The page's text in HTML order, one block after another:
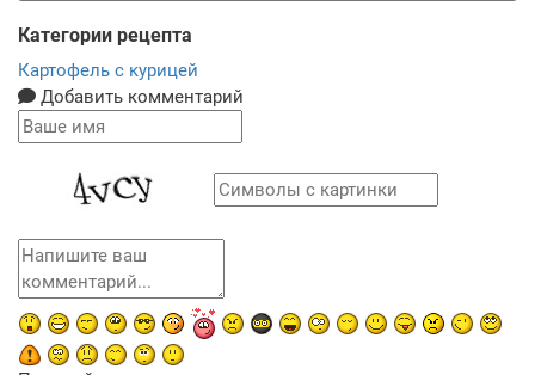
Категории рецепта
Картофель с курицей
Добавить комментарий